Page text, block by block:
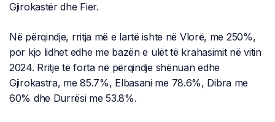
Gjirokastër dhe Fier.
Në përqindje, rritja më e lartë ishte në Vlorë, me 250%,
por kjo lidhet edhe me bazën e ulët të krahasimit në vitin
2024. Rritje të forta në përqindje shënuan edhe
Gjirokastra, me 85.7%, Elbasani me 78.6%, Dibra me
60% dhe Durrësi me 53.8%.